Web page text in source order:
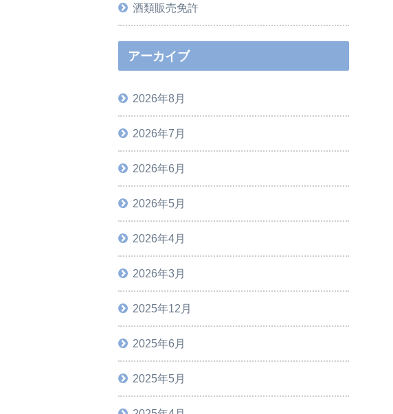
酒類販売免許
アーカイブ
2026年8月
2026年7月
2026年6月
2026年5月
2026年4月
2026年3月
2025年12月
2025年6月
2025年5月